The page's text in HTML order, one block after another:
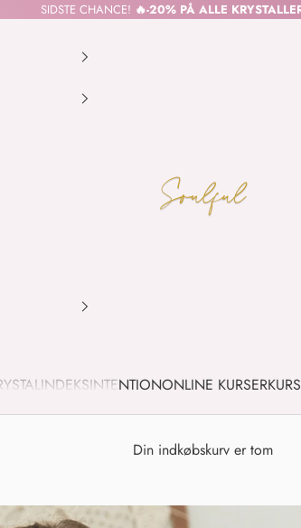
SIDSTE CHANCE! 🔥-20% PÅ ALLE
SOULFUL.DK
INTENTIONONLINE KURSER
Din indkøbskurv er tom